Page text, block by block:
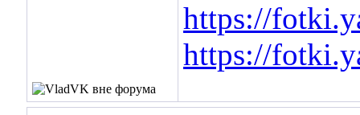
https://
https://